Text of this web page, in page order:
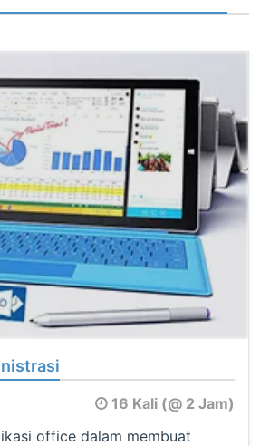
16 Kali (@ 2 Jam)
office dalam membuat